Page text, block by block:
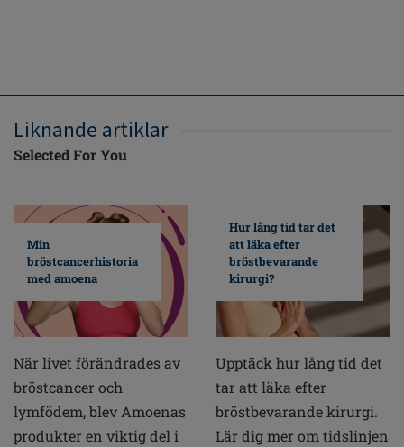
Liknande artiklar
Selected For You
Min
bröstcancerhistoria
med amoena
När livet förändrades av
bröstcancer och
lymfödem, blev Amoenas
produkter en viktig del i
Hur lång tid tar det
att läka efter
bröstbevarande
kirurgi?
Upptäck hur lång tid det
tar att läka efter
bröstbevarande kirurgi.
Lär dig mer om tidslinjen